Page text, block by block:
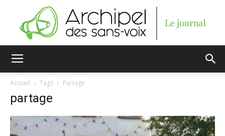
Accueil Tags Partage
partage